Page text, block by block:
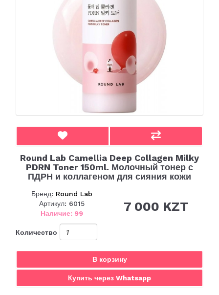
Round Lab Camellia Deep Collagen Milky
PDRN Toner 150ml. Молочный тонер с
ПДРН и коллагеном для сияния кожи
Бренд: Round Lab
Артикул: 6015
Наличие: 99
7 000 KZT
Количество
В корзину
Купить через Whatsapp